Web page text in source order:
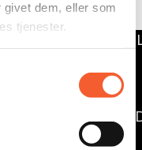
givet dem, eller som
tjenester.
KØB
KALK
TUR
FORT